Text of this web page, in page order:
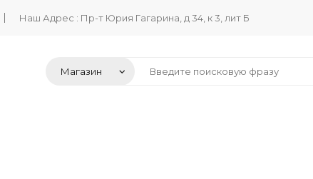
Наш Адрес : Пр-т Юрия Гагарина, д 34, к 3, лит Б